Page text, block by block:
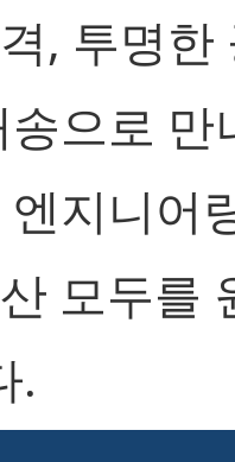
, 투명한
으로 만
지니어
모두를
.